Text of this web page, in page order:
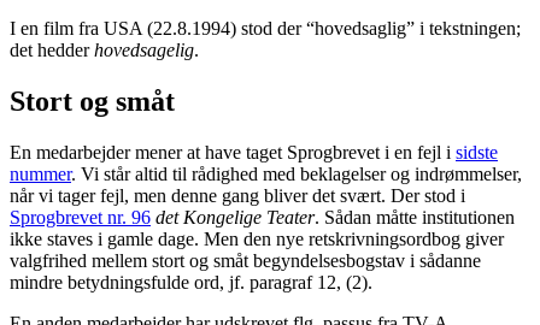
I en film fra USA (22.8.1994) stod der “hovedsaglig” i tekstningen;
det hedderhovedsagelig.
Stort og småt
En medarbejder mener at have taget Sprogbrevet i en fejl i sidste
nummer. Vi står altid til rådighed med beklagelser og indrømmelser,
når vi tager fejl, men denne gang bliver det svært. Der stod i
Sprogbrevet nr. 96 det Kongelige Teater. Sådan måtte institutionen
ikke staves i gamle dage. Men den nye retskrivningsordbog giver
valgfrihed mellem stort og småt begyndelsesbogstav i sådanne
mindre betydningsfulde ord, jf. paragraf 12, (2).